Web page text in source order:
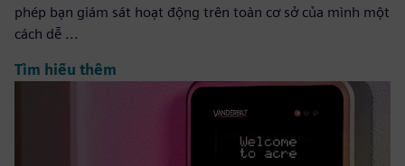
phép bạn giám sát hoạt động trên toàn cơ sở của mình một
cách dễ ...
Tìm hiểu thêm